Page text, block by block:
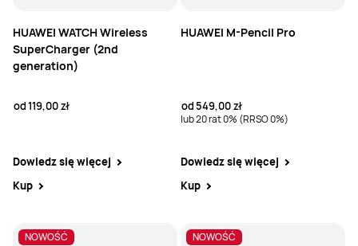
HUAWEI WATCH Wireless
SuperCharger (2nd
generation)
od119,00 zł
Dowiedz się więcej
Kup
HUAWEI M-Pencil Pro
od549,00 zł
lub 20 rat 0% (RRSO 0%)
Dowiedz się więcej
Kup
NOWOŚĆ NOWOŚĆ
NOWOŚĆ